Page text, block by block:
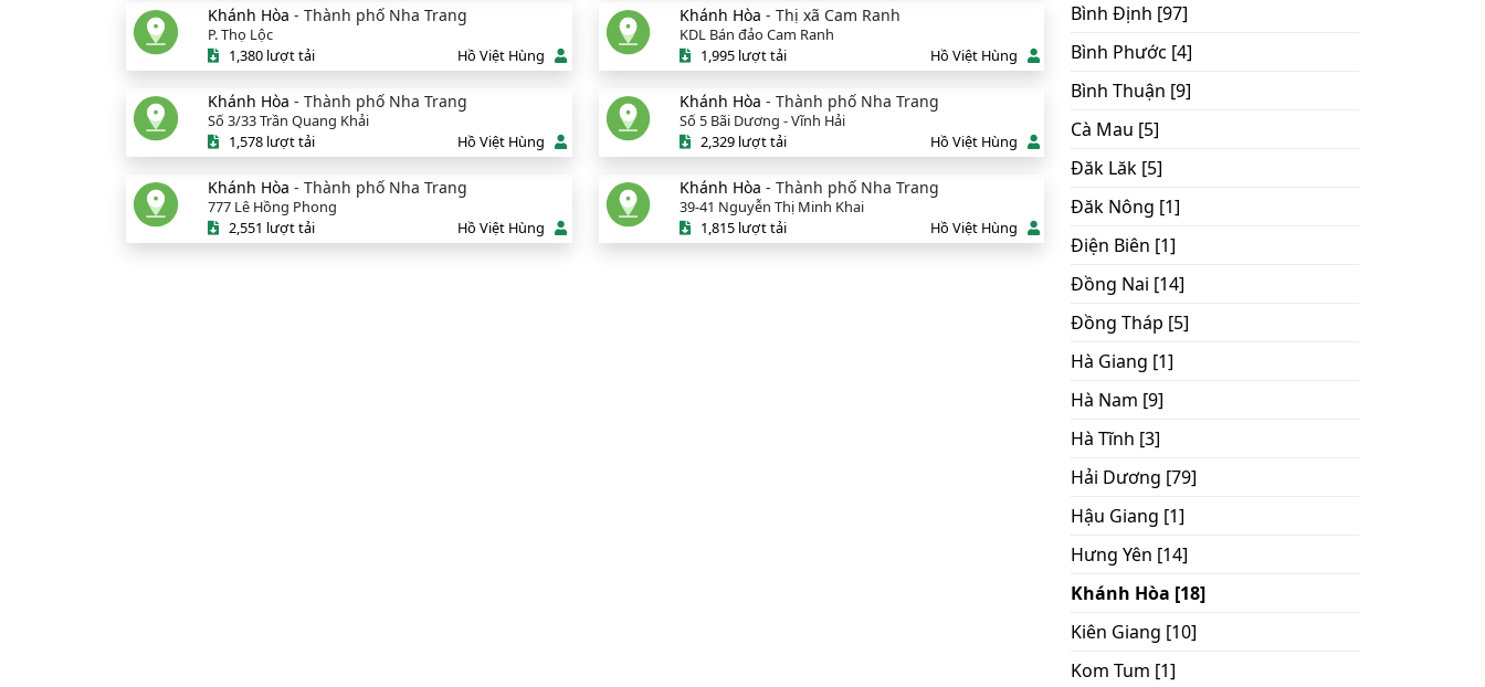
Khánh Hòa - Thành phố Nha Trang
P. Thọ Lộc
1,380 lượt tải
Hồ Việt Hùng
Khánh Hòa - Thị xã Cam Ranh
KDL Bán đảo Cam Ranh
1,995 lượt tải
Hồ Việt Hùng
Khánh Hòa - Thành phố Nha Trang
Số 3/33 Trần Quang Khải
1,578 lượt tải
Hồ Việt Hùng
Khánh Hòa - Thành phố Nha Trang
Số 5 Bãi Dương - Vĩnh Hải
2,329 lượt tải
Hồ Việt Hùng
Khánh Hòa - Thành phố Nha Trang
777 Lê Hồng Phong
2,551 lượt tải
Hồ Việt Hùng
Khánh Hòa - Thành phố Nha Trang
39-41 Nguyễn Thị Minh Khai
1,815 lượt tải
Hồ Việt Hùng
Bình Định [97]
Bình Phước [4]
Bình Thuận [9]
Cà Mau [5]
Đăk Lăk [5]
Đăk Nông [1]
Điện Biên [1]
Đồng Nai [14]
Đồng Tháp [5]
Hà Giang [1]
Hà Nam [9]
Hà Tĩnh [3]
Hải Dương [79]
Hậu Giang [1]
Hưng Yên [14]
Khánh Hòa [18]
Kiên Giang [10]
Kom Tum [1]